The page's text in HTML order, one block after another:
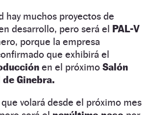
hay muchos proyectos de
desarrollo, pero será el PAL-V
porque la empresa
que exhibirá el
en el próximo Salón
Ginebra.
volará desde el próximo mes